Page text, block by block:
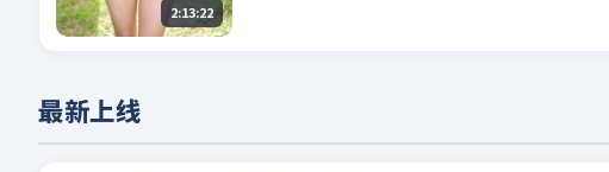
2:13:22
最新上线